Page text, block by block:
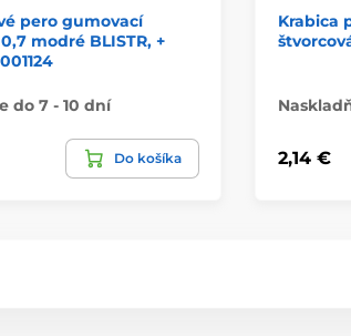
pero gumovací
modré BLISTR, +
do 7 - 10 dní
Do košíka
Krabica
2,14 €